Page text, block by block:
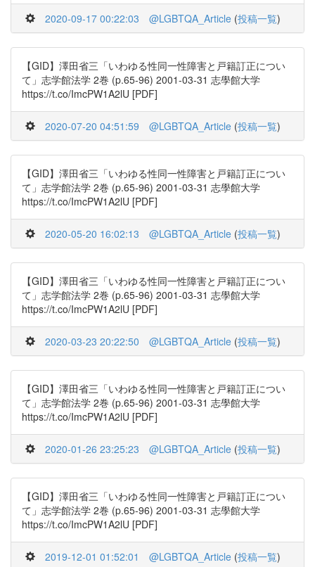
2020-09-17 00:22:03 @LGBTQA_Article (投稿一覧)
【GID】澤田省三「いわゆる性同一性障害と戸籍訂正につい
て」志学館法学 2巻 (p.65-96) 2001-03-31 志學館大学
https://t.co/ImcPW1A2lU [PDF]
2020-07-20 04:51:59 @LGBTQA_Article (投稿一覧)
【GID】澤田省三「いわゆる性同一性障害と戸籍訂正につい
て」志学館法学 2巻 (p.65-96) 2001-03-31 志學館大学
https://t.co/ImcPW1A2lU [PDF]
2020-05-20 16:02:13 @LGBTQA_Article (投稿一覧)
【GID】澤田省三「いわゆる性同一性障害と戸籍訂正につい
て」志学館法学 2巻 (p.65-96) 2001-03-31 志學館大学
https://t.co/ImcPW1A2lU [PDF]
2020-03-23 20:22:50 @LGBTQA_Article (投稿一覧)
【GID】澤田省三「いわゆる性同一性障害と戸籍訂正につい
て」志学館法学 2巻 (p.65-96) 2001-03-31 志學館大学
https://t.co/ImcPW1A2lU [PDF]
2020-01-26 23:25:23 @LGBTQA_Article (投稿一覧)
【GID】澤田省三「いわゆる性同一性障害と戸籍訂正につい
て」志学館法学 2巻 (p.65-96) 2001-03-31 志學館大学
https://t.co/ImcPW1A2lU [PDF]
2019-12-01 01:52:01 @LGBTQA_Article (投稿一覧)